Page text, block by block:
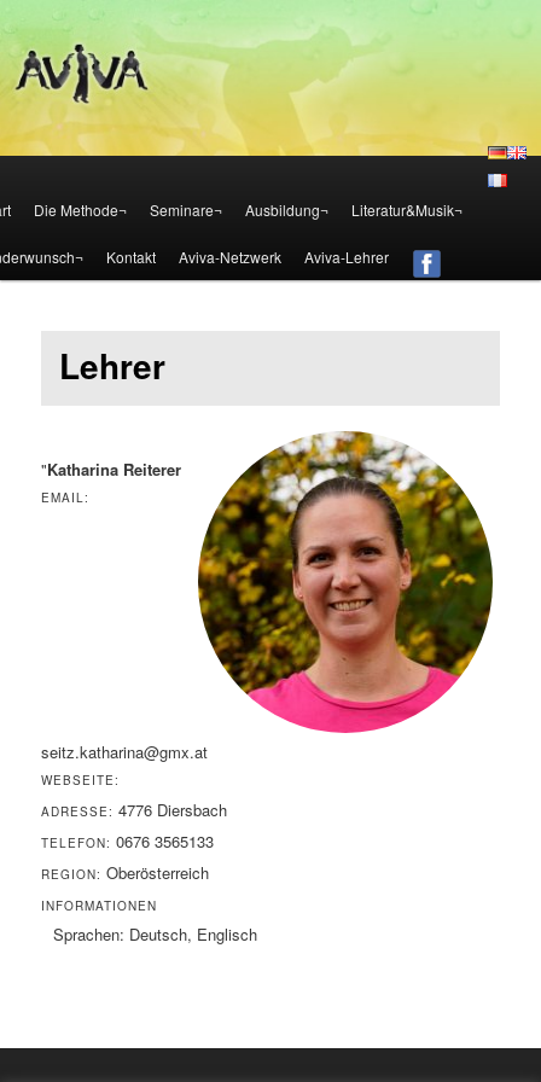
Aviva – Methode – Österreich
Die Methode¬ Seminare¬ Ausbildung¬ Literatur&Musik¬
Kontakt Aviva-Netzwerk Aviva-Lehrer
Lehrer
"Katharina Reiterer
EMAIL:
seitz.katharina@gmx.at
WEBSEITE:
ADRESSE:4776 Diersbach
TELEFON:0676 3565133
REGION:Oberösterreich
INFORMATIONEN
Sprachen: Deutsch, Englisch